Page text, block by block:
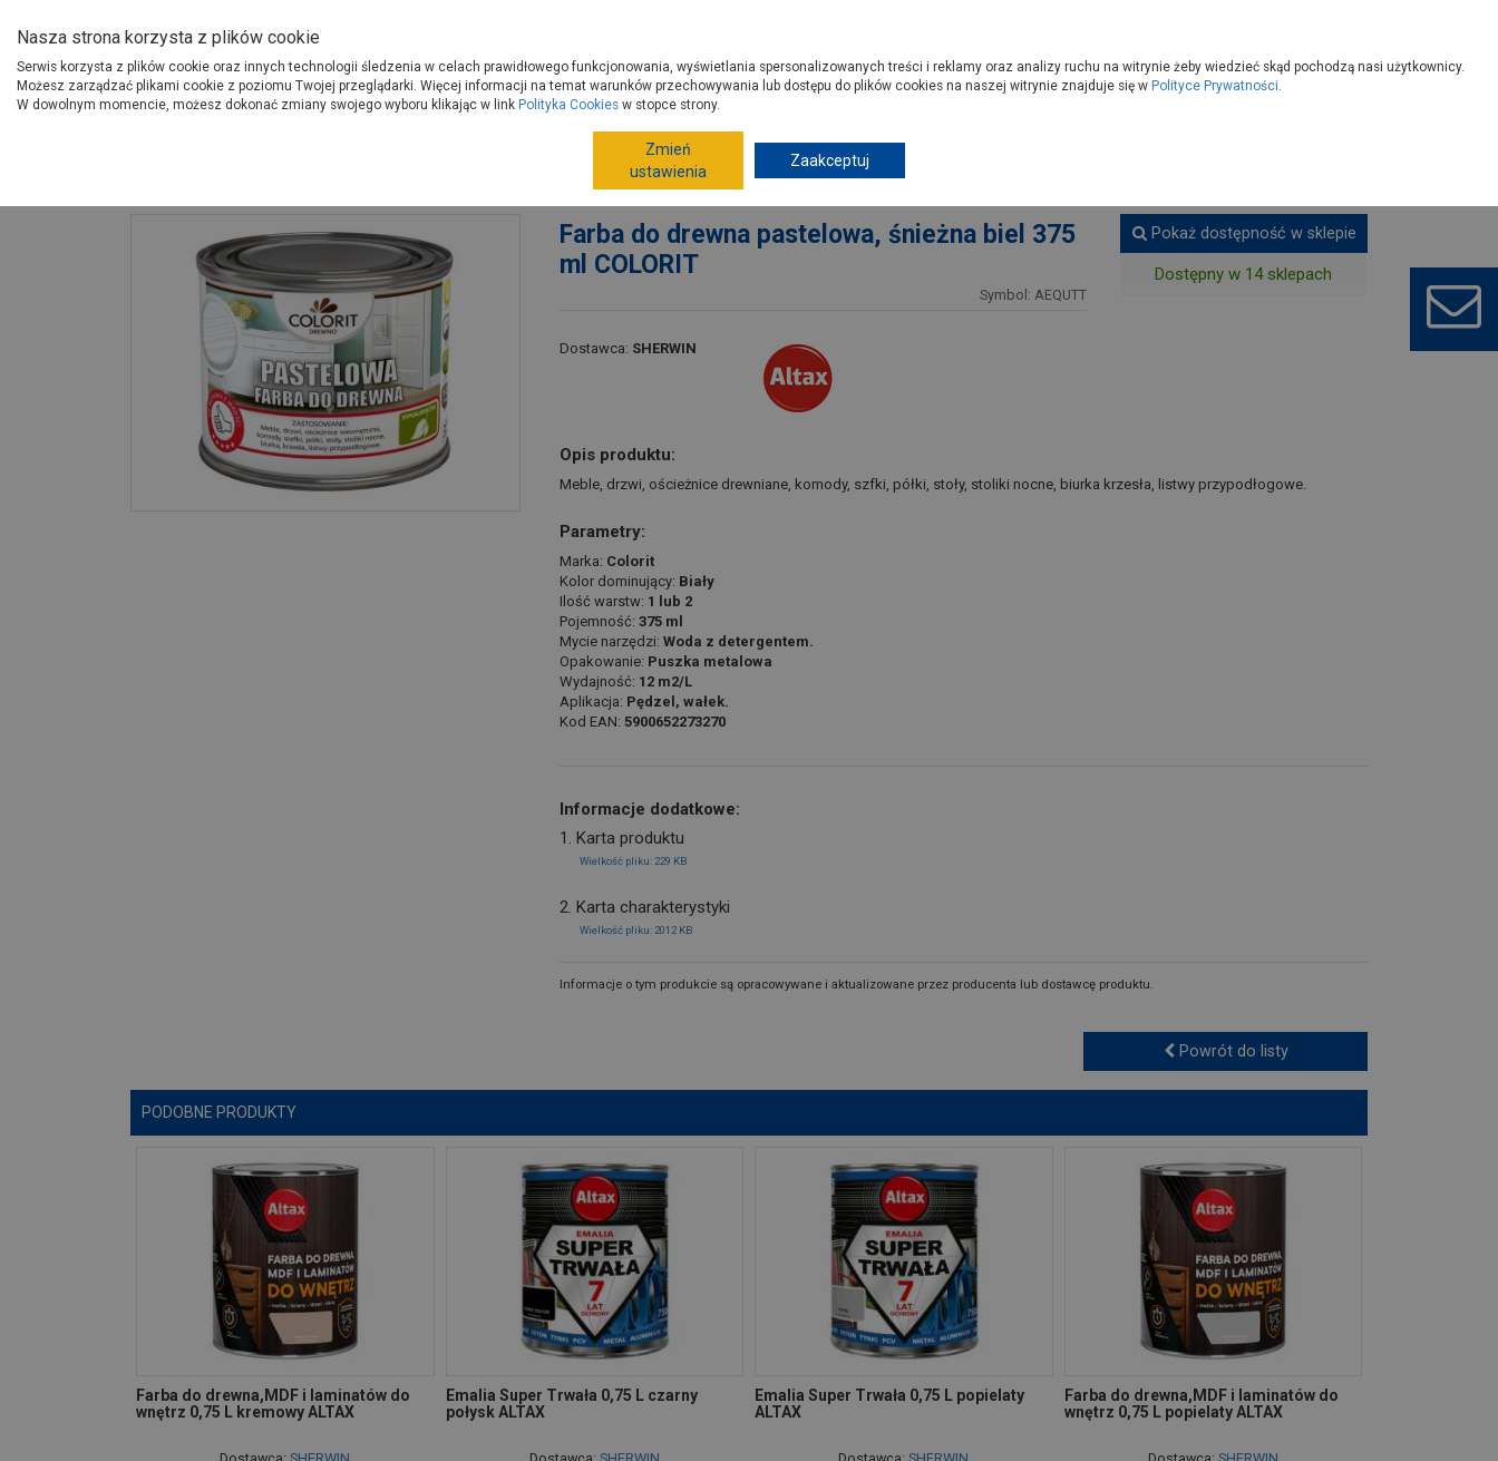
Produkty
O Grupie PSB
Gdzie kupisz Porady
Farby ogólnego stosowania
Farba do drewna pastelowa, śnieżna biel 375 ml COLORIT
Farba do drewna pastelowa, śnieżna biel 375
ml COLORIT
Symbol: AEQUTT
Dostawca: SHERWIN
Pokaż dostępność w sklepie
Dostępny w 14 sklepach
Opis produktu:
Meble, drzwi, ościeżnice drewniane, komody, szfki, półki, stoły, stoliki nocne, biurka krzesła, listwy przypodłogowe.
Parametry:
Marka: Colorit
Kolor dominujący: Biały
Ilość warstw: 1 lub 2
Pojemność: 375 ml
Mycie narzędzi: Woda z detergentem.
Opakowanie: Puszka metalowa
Wydajność: 12 m2/L
Aplikacja: Pędzel, wałek.
Kod EAN: 5900652273270
Informacje dodatkowe:
1. Karta produktu
Wielkość pliku: 229 KB
2. Karta charakterystyki
Wielkość pliku: 2012 KB
Informacje o tym produkcie są opracowywane i aktualizowane przez producenta lub dostawcę produktu.
Powrót do listy
PODOBNE PRODUKTY
Farba do drewna,MDF i laminatów do
wnętrz 0,75 L kremowy ALTAX
Emalia Super Trwała 0,75 L czarny
połysk ALTAX
Emalia Super Trwała 0,75 L popielaty
ALTAX
Farba do drewna,MDF i laminatów do
wnętrz 0,75 L popielaty ALTAX
Nasza strona korzysta z plików cookie
Serwis korzysta z plików cookie oraz innych technologii śledzenia w celach prawidłowego funkcjonowania, wyświetlania spersonalizowanych treści i reklamy oraz analizy ruchu na witrynie żeby wiedzieć skąd pochodzą nasi użytkownicy.
Możesz zarządzać plikami cookie z poziomu Twojej przeglądarki. Więcej informacji na temat warunków przechowywania lub dostępu do plików cookies na naszej witrynie znajduje się w Polityce Prywatności.
W dowolnym momencie, możesz dokonać zmiany swojego wyboru klikając w link Polityka Cookies w stopce strony.
Zmień
ustawienia
Zaakceptuj